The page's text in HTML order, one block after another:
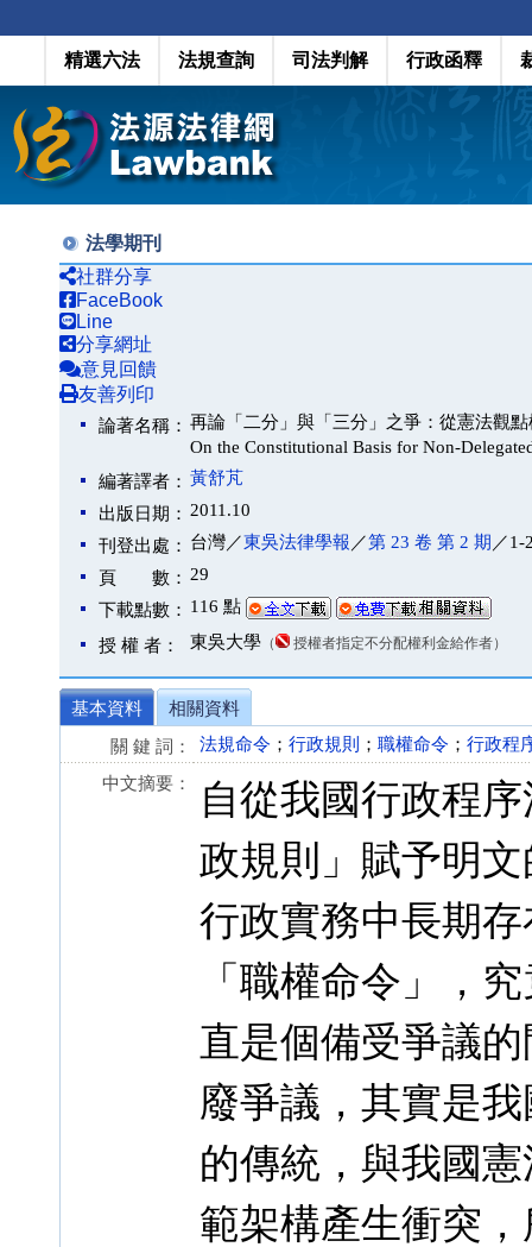
精選六法 法規查詢 司法判解 行政函釋
法學期刊
社群分享
FaceBook
Line
分享網址
意見回饋
友善列印
論著名稱： 再論「二分」與「三分」之爭：從憲法觀
On the Constitutional Basis for Non-
編著譯者： 黃舒芃
出版日期： 2011.10
刊登出處： 台灣／東吳法律學報 ／第 23 卷 第 2 期 ／1-
頁 數： 29
下載點數： 116 點
授 權 者： 東吳大學 （ 授權者指定不分配權利金給作者）
基本資料
相關資料
關 鍵 詞：
法規命令 ； 行政規則 ； 職權命令 ； 行政程
中文摘要：
自從我國行政程
政規則」賦予明
行政實務中長期
「職權命令」，
直是個備受爭議
廢爭議，其實是
的傳統，與我國
範架構產生衝突